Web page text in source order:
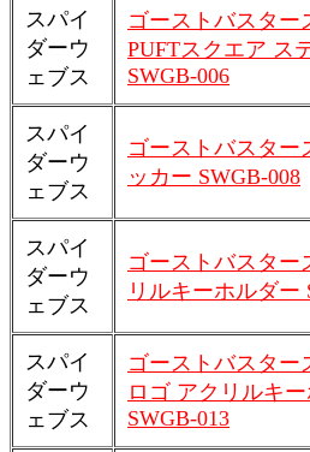
スパイ
ダーウ
ェブス
ゴーストバスター
PUFTスクエア ス
SWGB-006
スパイ
ダーウ
ェブス
ゴーストバスター
ッカー SWGB-008
スパイ
ダーウ
ェブス
ゴーストバスター
リルキーホルダー
スパイ
ダーウ
ェブス
ゴーストバスター
ロゴ アクリルキ
SWGB-013